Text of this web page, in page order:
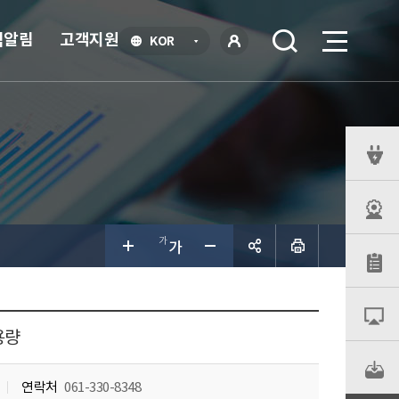
KOR언
그인
림 고객지원
량
연락처 061-330-8348
뉴